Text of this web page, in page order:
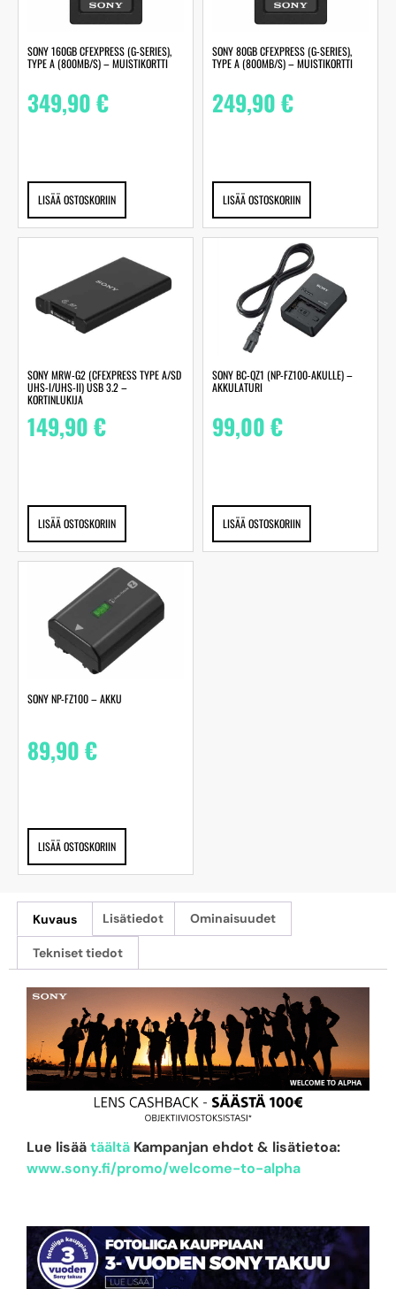
SONY 160GB CFEXPRESS (G-SERIES),
TYPE A (800MB/S) – MUISTIKORTTI
349,90€
LISÄÄ OSTOSKORIIN
SONY 80GB CFEXPRESS (G-SERIES),
TYPE A (800MB/S) – MUISTIKORTTI
249,90€
LISÄÄ OSTOSKORIIN
SONY MRW-G2 (CFEXPRESS TYPE A/SD
UHS-I/UHS-II) USB 3.2 –
KORTINLUKIJA
149,90€
LISÄÄ OSTOSKORIIN
SONY BC-QZ1 (NP-FZ100-AKULLE) –
AKKULATURI
99,00€
LISÄÄ OSTOSKORIIN
SONY NP-FZ100 – AKKU
89,90€
LISÄÄ OSTOSKORIIN
Kuvaus Lisätiedot Ominaisuudet
Tekniset tiedot
Lue lisäätäältä Kampanjan ehdot & lisätietoa:
www.sony.fi/promo/welcome-to-alpha